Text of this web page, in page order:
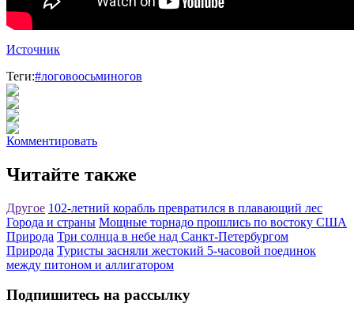
Источник
Теги:#логовоосьминогов
Комментировать
Читайте также
Другое 102-летний корабль превратился в плавающий лес
Города и страны Мощные торнадо прошлись по востоку США
Природа Три солнца в небе над Санкт-Петербургом
Природа Туристы засняли жестокий 5-часовой поединок
между питоном и аллигатором
Подпишитесь на рассылку